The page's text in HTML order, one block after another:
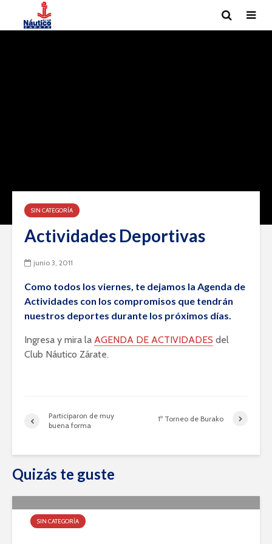
SIN CATEGORÍA
Actividades Deportivas
junio 3, 2011
Como todos los viernes, te dejamos la Agenda de
Actividades con los compromisos que tendrán
nuestros deportes durante los próximos días.
Ingresa y mira la AGENDA DE ACTIVIDADES del
Club Náutico Zárate.
Participaron de muy
buena forma
1º Torneo de Burako
Quizás te guste
SIN CATEGORÍA